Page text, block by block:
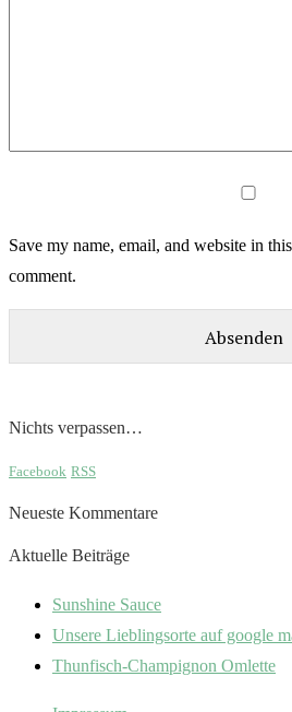
Save my name, email, and website in
comment.
Nichts verpassen…
Facebook RSS
Neueste Kommentare
Aktuelle Beiträge
Sunshine Sauce
Unsere Lieblingsorte auf google
Thunfisch-Champignon Omlette